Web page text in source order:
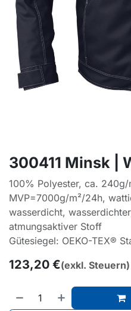
300411 Minsk |
100% Polyester, ca.
MVP=7000g/m²/24h,
wasserdicht,
atmungsaktiver Stoff
Gütesiegel: OEKO-TEX®
123,20 €(exkl. Steuern)